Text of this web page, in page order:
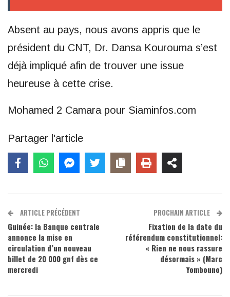
Absent au pays, nous avons appris que le
président du CNT, Dr. Dansa Kourouma s’est
déjà impliqué afin de trouver une issue
heureuse à cette crise.
Mohamed 2 Camara pour Siaminfos.com
Partager l'article
ARTICLE PRÉCÉDENT
Guinée: la Banque centrale
annonce la mise en
circulation d’un nouveau
billet de 20 000 gnf dès ce
mercredi
PROCHAIN ARTICLE
Fixation de la date du
référendum constitutionnel:
« Rien ne nous rassure
désormais » (Marc
Yombouno)